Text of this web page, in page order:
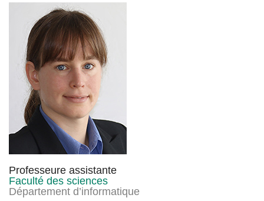
Professeure assistante
Faculté des sciences
Département d’informatique